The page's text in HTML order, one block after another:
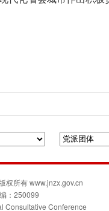
权所有 www.jnzx.gov.cn
：250099
Consultative Conference